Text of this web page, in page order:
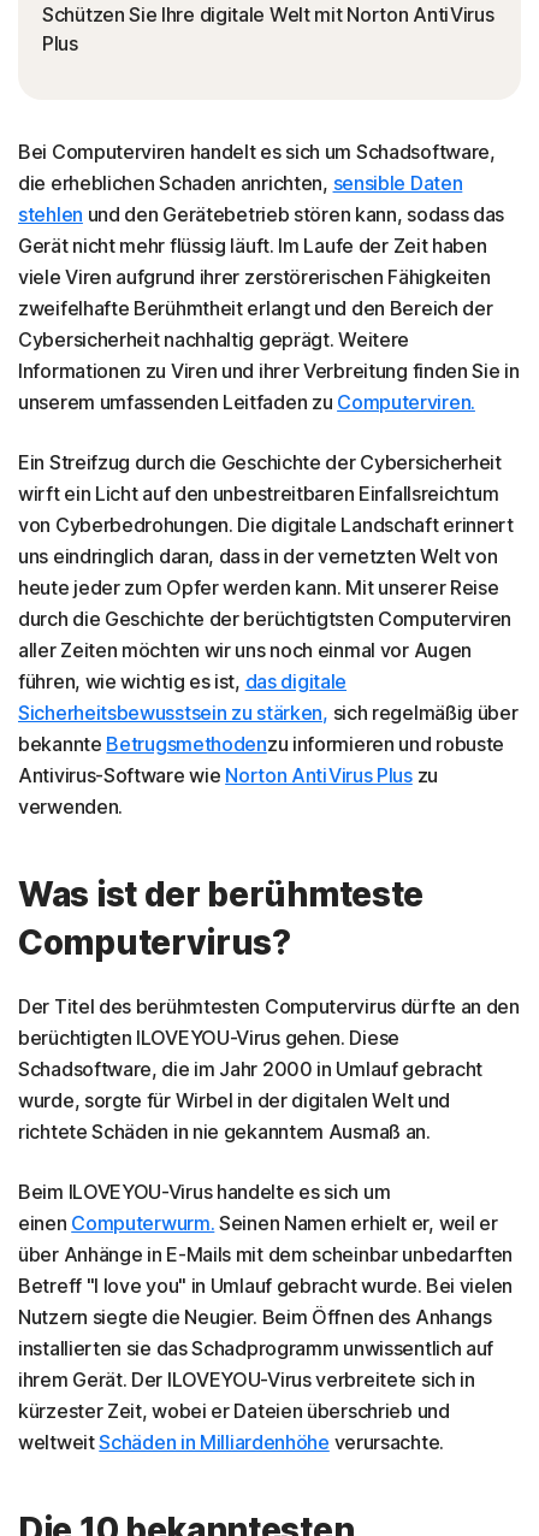
Schützen Sie Ihre digitale Welt mit Norton AntiVirus
Plus
Bei Computerviren handelt es sich um Schadsoftware,
die erheblichen Schaden anrichten, sensible Daten
stehlen und den Gerätebetrieb stören kann, sodass das
Gerät nicht mehr flüssig läuft. Im Laufe der Zeit haben
viele Viren aufgrund ihrer zerstörerischen Fähigkeiten
zweifelhafte Berühmtheit erlangt und den Bereich der
Cybersicherheit nachhaltig geprägt. Weitere
Informationen zu Viren und ihrer Verbreitung finden Sie in
unserem umfassenden Leitfaden zu Computerviren.
Ein Streifzug durch die Geschichte der Cybersicherheit
wirft ein Licht auf den unbestreitbaren Einfallsreichtum
von Cyberbedrohungen. Die digitale Landschaft erinnert
uns eindringlich daran, dass in der vernetzten Welt von
heute jeder zum Opfer werden kann. Mit unserer Reise
durch die Geschichte der berüchtigtsten Computerviren
aller Zeiten möchten wir uns noch einmal vor Augen
führen, wie wichtig es ist, das digitale
Sicherheitsbewusstsein zu stärken, sich regelmäßig über
bekannte Betrugsmethodenzu informieren und robuste
Antivirus-Software wie Norton AntiVirus Pluszu
verwenden.
Was ist der berühmteste
Computervirus?
Der Titel des berühmtesten Computervirus dürfte an den
berüchtigten ILOVEYOU-Virus gehen. Diese
Schadsoftware, die im Jahr 2000 in Umlauf gebracht
wurde, sorgte für Wirbel in der digitalen Welt und
richtete Schäden in nie gekanntem Ausmaß an.
Beim ILOVEYOU-Virus handelte es sich um
einen Computerwurm. Seinen Namen erhielt er, weil er
über Anhänge in E-Mails mit dem scheinbar unbedarften
Betreff "I love you" in Umlauf gebracht wurde. Bei vielen
Nutzern siegte die Neugier. Beim Öffnen des Anhangs
installierten sie das Schadprogramm unwissentlich auf
ihrem Gerät. Der ILOVEYOU-Virus verbreitete sich in
kürzester Zeit, wobei er Dateien überschrieb und
weltweitSchäden in Milliardenhöhe verursachte.